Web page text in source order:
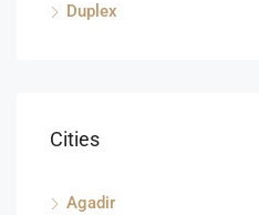
Duplex
Cities
Agadir